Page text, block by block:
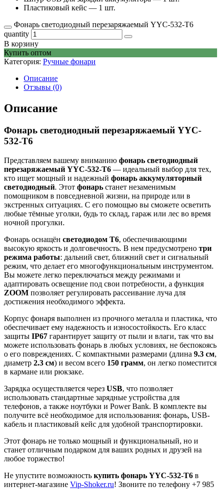
Пластиковый кейс — 1 шт.
Фонарь светодиодный перезаряжаемый YYC-532-T6
quantity
В корзину
Купить оптом
Категория: Ручные фонари
Описание
Отзывы (0)
Описание
Фонарь светодиодный перезаряжаемый YYC-
532-T6
Представляем вашему вниманию фонарь светодиодный
перезаряжаемый YYC-532-T6 — идеальный выбор для тех,
кто ищет мощный и надежный фонарь аккумуляторный
светодиодный. Этот фонарь станет незаменимым
помощником в повседневной жизни, на природе или в
экстренных ситуациях. С его помощью вы сможете осветить
любые тёмные уголки, будь то склад, гараж или лес во время
ночной прогулки.
Фонарь оснащён светодиодом T6, обеспечивающими
высокую яркость и долговечность. В нем предусмотрено три
режима работы: дальний свет, ближний свет и сигнальный
режим, что делает его многофункциональным инструментом.
Вы можете легко переключаться между режимами и
адаптировать освещение под свои потребности, а функция
ZOOM позволяет регулировать рассеивание луча для
достижения необходимого эффекта.
Корпус фонаря выполнен из прочного металла и пластика, что
обеспечивает ему надежность и износостойкость. Его класс
защиты IP67 гарантирует защиту от пыли и влаги, так что вы
можете использовать фонарь в любых условиях, не беспокоясь
о его повреждениях. С компактными размерами (длина 9.3 см,
диаметр 2.3 см) и весом всего 150 грамм, он легко поместится
в кармане или рюкзаке.
Зарядка осуществляется через USB, что позволяет
использовать стандартные зарядные устройства для
телефонов, а также ноутбуки и Power Bank. В комплекте вы
получите всё необходимое для использования: фонарь, USB-
кабель и пластиковый кейс для удобной транспортировки.
Этот фонарь не только мощный и функциональный, но и
станет отличным подарком для ваших родных и друзей на
любое торжество!
Не упустите возможность купить фонарь YYC-532-T6 в
интернет-магазине Vip-Shoker.ru! Звоните по телефону +7 985